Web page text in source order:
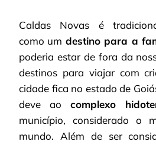
Caldas Novas é
como um destino para a
poderia estar de fora da
destinos para viajar com
cidade fica no estado de
deve ao complexo
município, considerado o
mundo. Além de ser